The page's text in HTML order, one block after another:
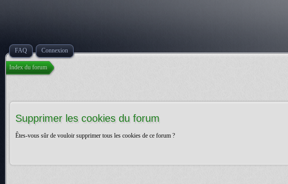
FAQ Connexion
Index du forum
Supprimer les cookies du forum
Êtes-vous sûr de vouloir supprimer tous les cookies de ce forum ?